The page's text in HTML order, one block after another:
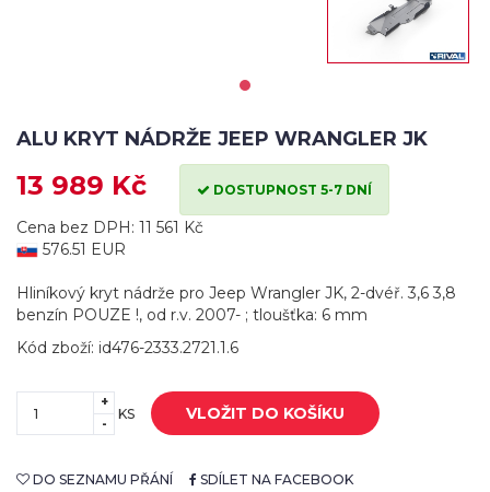
ALU KRYT NÁDRŽE JEEP WRANGLER JK
13 989 Kč DOSTUPNOST 5-7 DNÍ
Cena bez DPH: 11 561 Kč
576.51 EUR
Hliníkový kryt nádrže pro Jeep Wrangler JK, 2-dvéř. 3,6 3,8
benzín POUZE !, od r.v. 2007- ; tloušťka: 6 mm
Kód zboží: id476-2333.2721.1.6
+
-
KS VLOŽIT DO KOŠÍKU
DO SEZNAMU PŘÁNÍ SDÍLET NA FACEBOOK